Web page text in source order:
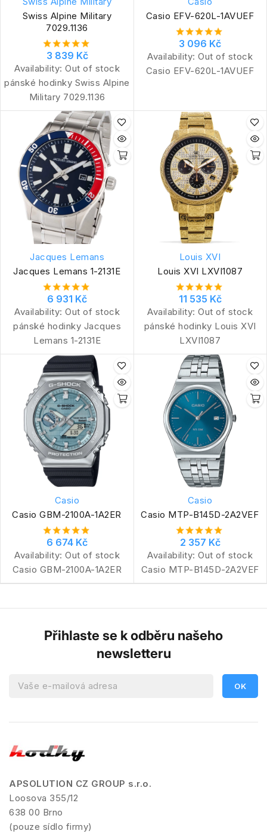
Swiss Alpine Military
7029.1136
3 839 Kč
Availability: Out of stock
pánské hodinky Swiss Alpine
Military 7029.1136
Casio EFV-620L-1AVUEF
3 096 Kč
Availability: Out of stock
Casio EFV-620L-1AVUEF
Jacques Lemans
Jacques Lemans 1-2131E
6 931 Kč
Availability: Out of stock
pánské hodinky Jacques
Lemans 1-2131E
Louis XVI
Louis XVI LXVI1087
11 535 Kč
Availability: Out of stock
pánské hodinky Louis XVI
LXVI1087
Casio
Casio GBM-2100A-1A2ER
6 674 Kč
Availability: Out of stock
Casio GBM-2100A-1A2ER
Casio
Casio MTP-B145D-2A2VEF
2 357 Kč
Availability: Out of stock
Casio MTP-B145D-2A2VEF
Přihlaste se k odběru našeho
newsletteru
APSOLUTION CZ GROUP s.r.o.
Loosova 355/12
638 00 Brno
(pouze sídlo firmy)